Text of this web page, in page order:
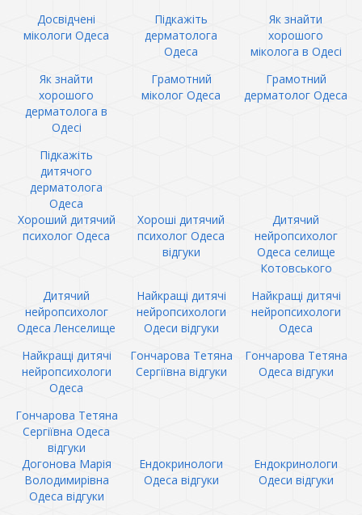
Досвідчені
мікологи Одеса
Підкажіть
дерматолога
Одеса
Як знайти
хорошого
міколога в Одесі
Як знайти
хорошого
дерматолога в
Одесі
Грамотний
міколог Одеса
Грамотний
дерматолог Одеса
Підкажіть
дитячого
дерматолога
Одеса
Хороший дитячий
психолог Одеса
Хороші дитячий
психолог Одеса
відгуки
Дитячий
нейропсихолог
Одеса селище
Котовського
Дитячий
нейропсихолог
Одеса Ленселище
Найкращі дитячі
нейропсихологи
Одеси відгуки
Найкращі дитячі
нейропсихологи
Одеса
Найкращі дитячі
нейропсихологи
Одеса
Гончарова Тетяна
Сергіївна відгуки
Гончарова Тетяна
Одеса відгуки
Гончарова Тетяна
Сергіївна Одеса
відгуки
Догонова Марія
Володимирівна
Одеса відгуки
Ендокринологи
Одеса відгуки
Ендокринологи
Одеси відгуки